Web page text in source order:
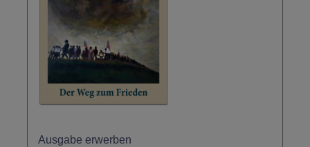
Ausgabe erwerben